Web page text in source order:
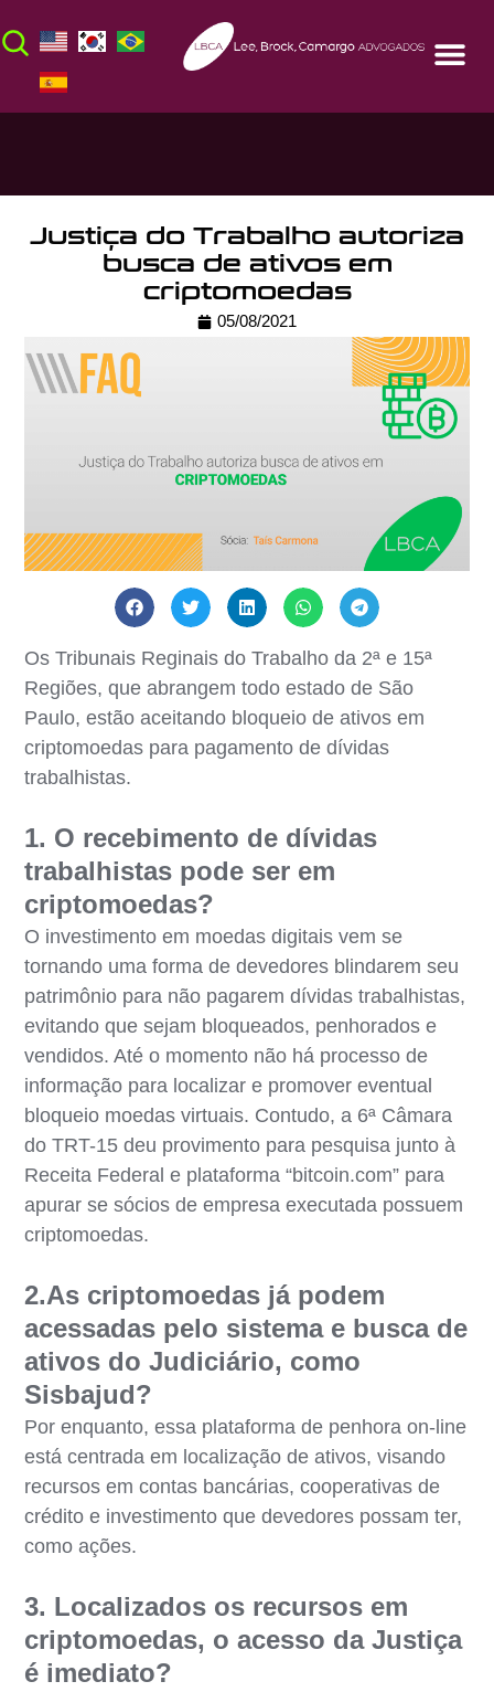
Justiça do Trabalho autoriza
busca de ativos em
criptomoedas
05/08/2021
Os Tribunais Reginais do Trabalho da 2ª e 15ª
Regiões, que abrangem todo estado de São
Paulo, estão aceitando bloqueio de ativos em
criptomoedas para pagamento de dívidas
trabalhistas.
1. O recebimento de dívidas
trabalhistas pode ser em
criptomoedas?
O investimento em moedas digitais vem se
tornando uma forma de devedores blindarem seu
patrimônio para não pagarem dívidas trabalhistas,
evitando que sejam bloqueados, penhorados e
vendidos. Até o momento não há processo de
informação para localizar e promover eventual
bloqueio moedas virtuais. Contudo, a 6ª Câmara
do TRT-15 deu provimento para pesquisa junto à
Receita Federal e plataforma “bitcoin.com” para
apurar se sócios de empresa executada possuem
criptomoedas.
2.As criptomoedas já podem
acessadas pelo sistema e busca de
ativos do Judiciário, como
Sisbajud?
Por enquanto, essa plataforma de penhora on-line
está centrada em localização de ativos, visando
recursos em contas bancárias, cooperativas de
crédito e investimento que devedores possam ter,
como ações.
3. Localizados os recursos em
criptomoedas, o acesso da Justiça
é imediato?